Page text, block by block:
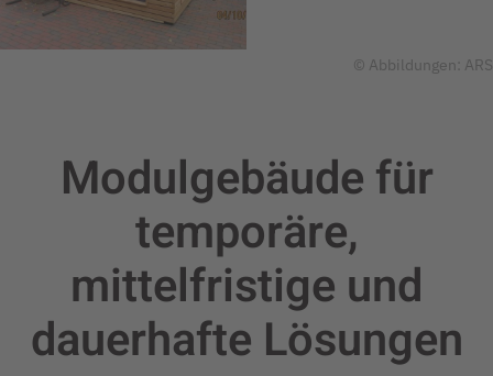
© Abbildungen: ARS
Modulgebäude für
temporäre,
mittelfristige und
dauerhafte Lösungen